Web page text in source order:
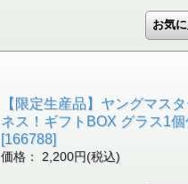
【限定生産品】ヤングマス
ネス！ギフトBOX グラス1個
[166788]
価格： 2,200円(税込)